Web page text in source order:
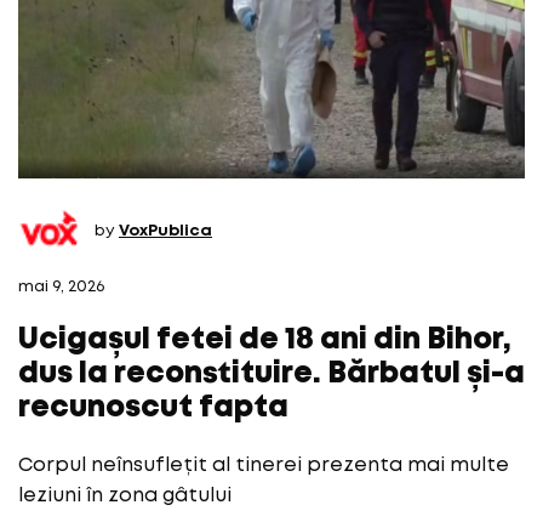
by VoxPublica
mai 9, 2026
Ucigașul fetei de 18 ani din Bihor,
dus la reconstituire. Bărbatul și-a
recunoscut fapta
Corpul neînsuflețit al tinerei prezenta mai multe
leziuni în zona gâtului